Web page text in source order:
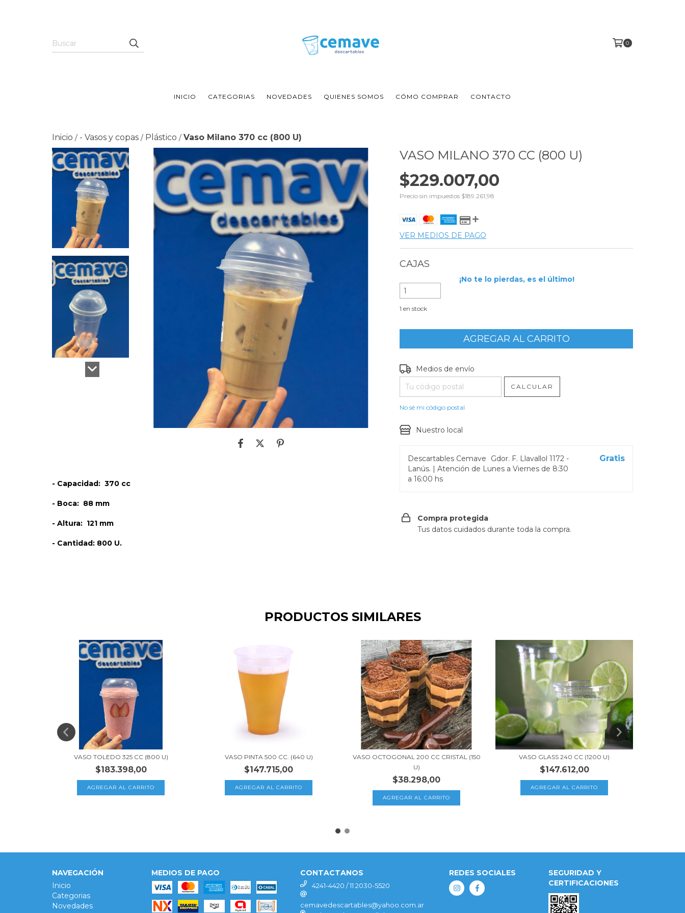
0
INICIO CATEGORIAS NOVEDADES QUIENES SOMOS CÓMO COMPRAR CONTACTO
Inicio / - Vasos y copas / Plástico / Vaso Milano 370 cc (800 U)
- Capacidad: 370 cc
- Boca: 88 mm
- Altura: 121 mm
- Cantidad: 800 U.
VASO MILANO 370 CC (800 U)
$229.007,00
Precio sin impuestos $189.261,98
VER MEDIOS DE PAGO
1 en stock
¡No te lo pierdas, es el último!
Entregas para el CP:
Medios de envío
CALCULAR
No sé mi código postal
Nuestro local
Descartables Cemave
Gdor. F. Llavallol 1172 -
Lanús. | Atención de Lunes a Viernes de 8:30
a 16:00 hs
Gratis
Compra protegida
Tus datos cuidados durante toda la compra.
PRODUCTOS SIMILARES
VASO TOLEDO 325 CC (800 U)
$183.398,00
VASO PINTA 500 CC. (640 U)
$147.715,00
VASO OCTOGONAL 200 CC CRISTAL (150
U)
$38.298,00
VASO GLASS 240 CC (1200 U)
$147.612,00
NAVEGACIÓN
Inicio
Categorias
Novedades
MEDIOS DE PAGO CONTACTANOS
4241-4420 / 11 2030-5520
cemavedescartables@yahoo.com.ar
REDES SOCIALES
SEGURIDAD Y
CERTIFICACIONES